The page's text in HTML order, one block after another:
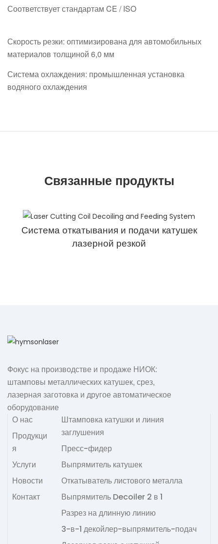
Соответствует стандартам CE / ISO
Скорость резки: оптимизирована для автомобильных
материалов толщиной 6,0 мм
Система охлаждения: промышленная установка
водяного охлаждения
Связанные продукты
Система откатывания и подачи катушек
лазерной резкой
Фокус на производстве и продаже НИОК:
штамповы металлических катушек, срез,
лазерная заготовка и другое автоматическое
оборудование
О нас
Продукци
я
Услуги
Новости
Контакт
Штамповка катушки и линия
заглушения
Пресс-фидер
Выпрямитель катушек
Откатыватель листового металла
Выпрямитель Decoiler 2 в 1
Разрез на длинную линию
3-в-1 декойлер-выпрямитель-подач